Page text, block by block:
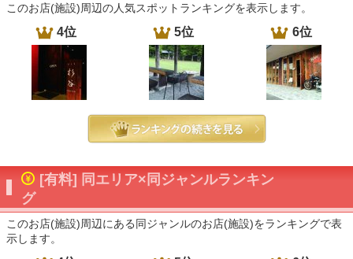
このお店(施設)周辺の人気スポットランキングを表示します。
4位 5位 6位
[有料] 同エリア×同ジャンルランキン
グ
このお店(施設)周辺にある同ジャンルのお店(施設)をランキングで表
示します。